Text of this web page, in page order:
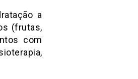
a
(frutas,
com